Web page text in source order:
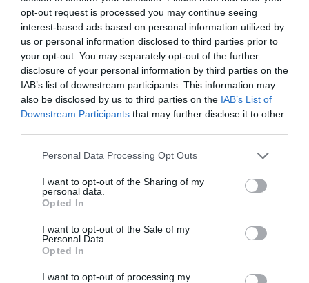
opt-out request is processed you may continue seeing
interest-based ads based on personal information utilized by
us or personal information disclosed to third parties prior to
your opt-out. You may separately opt-out of the further
disclosure of your personal information by third parties on the
IAB’s list of downstream participants. This information may
also be disclosed by us to third parties on the IAB’s List of
Downstream Participants that may further disclose it to other
Personal Data Processing Opt Outs
I want to opt-out of the Sharing of my
personal data.
Opted In
I want to opt-out of the Sale of my
Personal Data.
Opted In
I want to opt-out of processing my
panells que la conformen, quatre a cada costat.
En cadascun s’hi presenta un cas d’ús o aplicació
tecnològica d’avui que les noves generacions de
connectivitat han fet possibles: l’ús de bessons
digitals per a la medicina personalitzada, els
robots assistencials per a la gent gran, el
monitoratge intel·ligent de cultius, la conducció
particularitat: l’estructura, en forma vertical,
tenen una segona “pantalla” superposada, amb
uns mànecs als costats. Si l’usuari els agafa i els
del cas d’ús als beneficis que aquest aporta a la
societat.